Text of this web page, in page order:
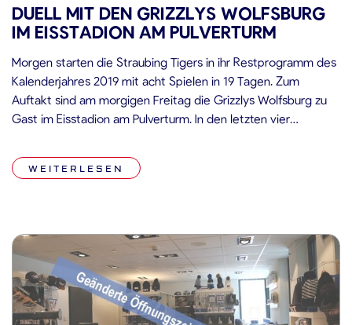
DUELL MIT DEN GRIZZLYS WOLFSBURG
IM EISSTADION AM PULVERTURM
Morgen starten die Straubing Tigers in ihr Restprogramm des
Kalenderjahres 2019 mit acht Spielen in 19 Tagen. Zum
Auftakt sind am morgigen Freitag die Grizzlys Wolfsburg zu
Gast im Eisstadion am Pulverturm. In den letzten vier
nur einmal das Eis als Sieger, jedoch konnte die Mannschaft
von […]
WEITERLESEN